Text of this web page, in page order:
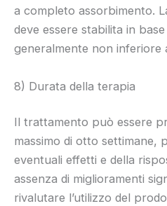
a completo assorbimento.
deve essere stabilita in
generalmente non inferiore
8) Durata della terapia
Il trattamento può essere
massimo di otto settimane,
eventuali effetti e della
assenza di miglioramenti
rivalutare l’utilizzo del